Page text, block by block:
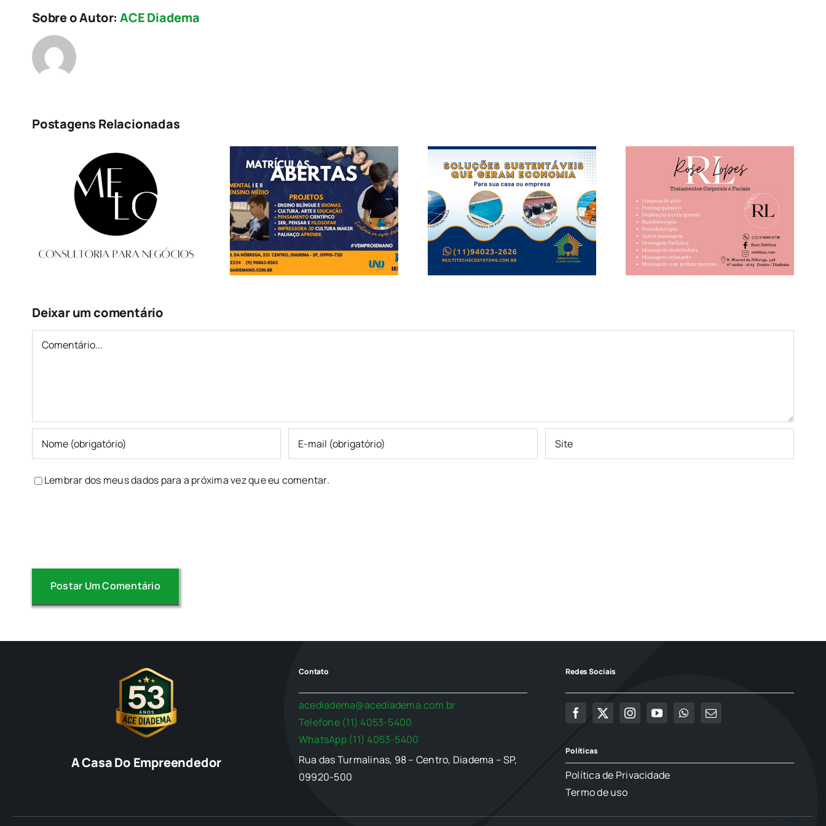
Sobre o Autor:ACE Diadema
Postagens Relacionadas
IEMANO
Multitech
Ecosystemshttps
Rose Estética
Melo Consultoria
para Negócios
Deixar um comentário
Comentário
Lembrar dos meus dados para a próxima vez que eu comentar.
A Casa Do Empreendedor
Contato
acediadema@acediadema.com.br
Telefone (11) 4053-5400
WhatsApp (11) 4053-5400
Rua das Turmalinas, 98 – Centro, Diadema – SP,
09920-500
Redes Sociais
Políticas
Política de Privacidade
Termo de uso